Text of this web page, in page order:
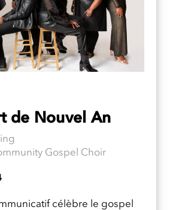
de Nouvel An
Gospel Choir
célèbre le gospel